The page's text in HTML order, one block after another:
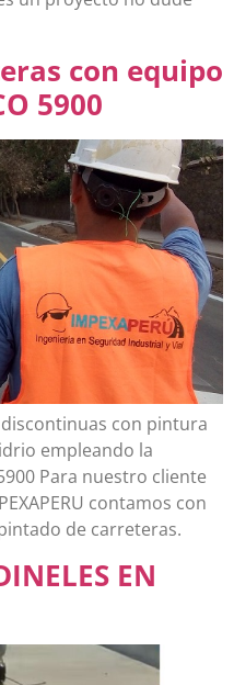
con equipo
5900
con pintura
empleando la
Para nuestro cliente
contamos con
de carreteras.
EN